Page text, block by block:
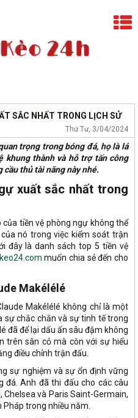
SẮC NHẤT TRONG LỊCH SỬ
Thứ Tư, 3/04/2024
trọng trong bóng đá, họ là lá
khung thành và hỗ trợ tấn công
cầu thủ tài năng này nhé.
xuất sắc nhất trong
tiền vệ phòng ngự không thể
nó trong việc kiểm soát trận
đây là danh sách top 5 tiền vệ
muốn chia sẻ đến cho
Makélélé
Makélélé không chỉ là một
sự chắc chắn và sự tinh tế trong
đã để lại dấu ấn sâu đậm không
trên sân cỏ mà còn với sự hiểu
điều chỉnh trận đấu.
sự nghiệm và sự ổn định vững
đá. Anh đã thi đấu cho các câu
Chelsea và Paris Saint-Germain,
trong nhiều năm.